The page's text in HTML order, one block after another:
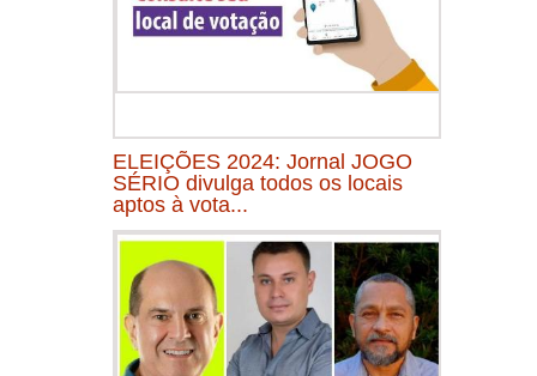
ELEIÇÕES 2024: Jornal JOGO
SÉRIO divulga todos os locais
aptos à vota...